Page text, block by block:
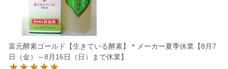
富元酵素ゴールド【生きている酵素】＊メーカー夏季休業【8月7
日（金）～8月16日（日）まで休業】